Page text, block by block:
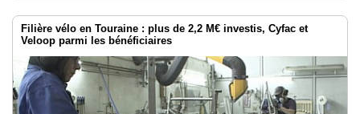
Filière vélo en Touraine : plus de 2,2 M€ investis, Cyfac et
Veloop parmi les bénéficiaires